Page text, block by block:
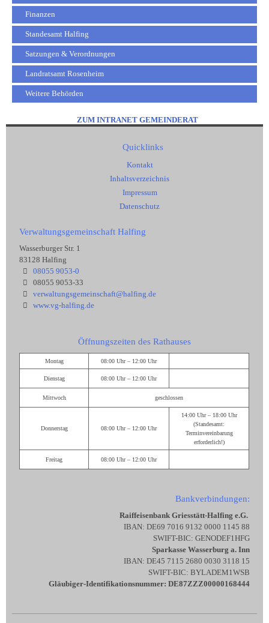
Finanzen
Standesamt Halfing
Satzungen & Verordnungen
Landratsamt Rosenheim
Weitere Behörden
ZUM INTRANET GEMEINDERAT
Quicklinks
Kontakt
Inhaltsverzeichnis
Impressum
Datenschutz
Verwaltungsgemeinschaft Halfing
Wasserburger Str. 1
83128 Halfing
08055 9053-0
08055 9053-33
verwaltungsgemeinschaft@halfing.de
www.vg-halfing.de
Öffnungszeiten des Rathauses
Montag 08:00 Uhr – 12:00 Uhr
Dienstag 08:00 Uhr – 12:00 Uhr
Mittwoch geschlossen
Donnerstag 08:00 Uhr – 12:00 Uhr
14:00 Uhr – 18:00 Uhr
(Standesamt:
Terminvereinbarung
erforderlich!)
Freitag 08:00 Uhr – 12:00 Uhr
Bankverbindungen:
Raiffeisenbank Griesstätt-Halfing e.G.
IBAN: DE69 7016 9132 0000 1145 88
SWIFT-BIC: GENODEF1HFG
Sparkasse Wasserburg a. Inn
IBAN: DE45 7115 2680 0030 3118 15
SWIFT-BIC: BYLADEM1WSB
Gläubiger-Identifikationsnummer: DE87ZZZ00000168444